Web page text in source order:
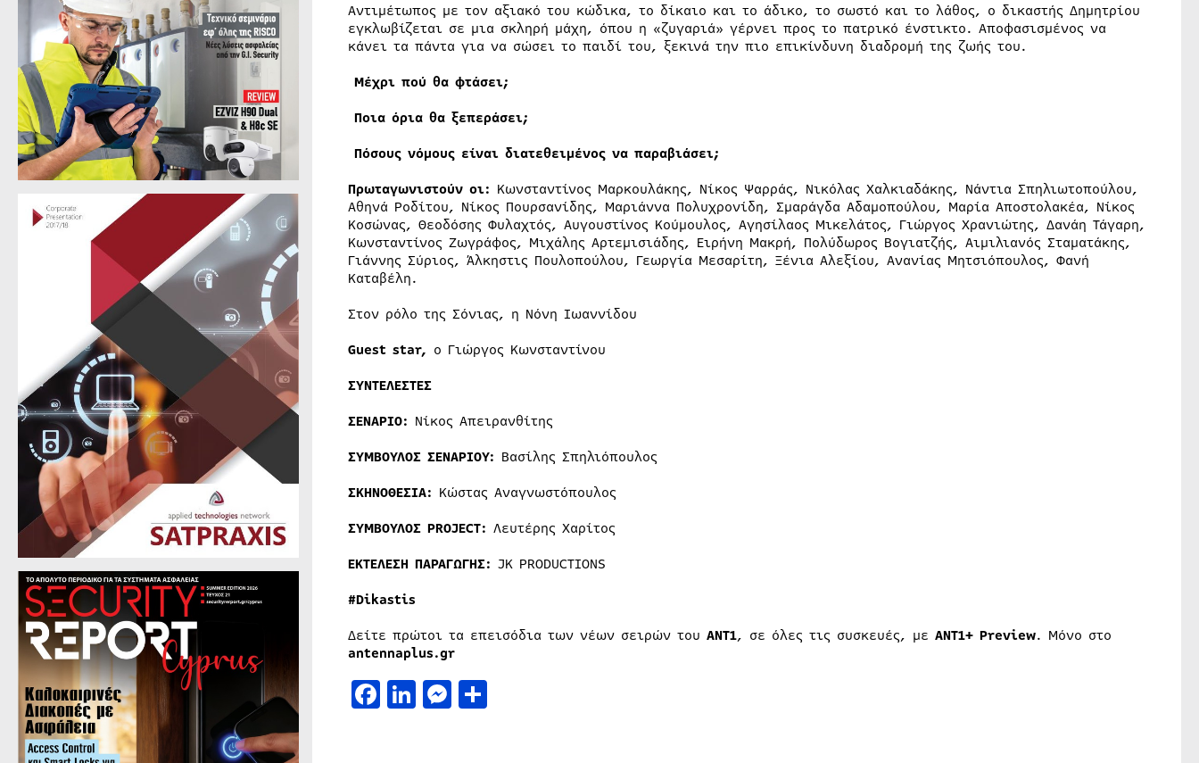
Αντιμέτωπος με τον αξιακό του κώδικα, το δίκαιο και το άδικο, το σωστό και το λάθος, ο δικαστής Δημητρίου
εγκλωβίζεται σε μια σκληρή μάχη, όπου η «ζυγαριά» γέρνει προς το πατρικό ένστικτο. Αποφασισμένος να
κάνει τα πάντα για να σώσει το παιδί του, ξεκινά την πιο επικίνδυνη διαδρομή της ζωής του.
Μέχρι πού θα φτάσει;
Ποια όρια θα ξεπεράσει;
Πόσους νόμους είναι διατεθειμένος να παραβιάσει;
Πρωταγωνιστούν οι: Κωνσταντίνος Μαρκουλάκης, Νίκος Ψαρράς, Νικόλας Χαλκιαδάκης, Νάντια Σπηλιωτοπούλου,
Αθηνά Ροδίτου, Νίκος Πουρσανίδης, Μαριάννα Πολυχρονίδη, Σμαράγδα Αδαμοπούλου, Μαρία Αποστολακέα, Νίκος
Κοσώνας, Θεοδόσης Φυλαχτός, Αυγουστίνος Κούμουλος, Αγησίλαος Μικελάτος, Γιώργος Χρανιώτης, Δανάη Τάγαρη,
Κωνσταντίνος Ζωγράφος, Μιχάλης Αρτεμισιάδης, Ειρήνη Μακρή, Πολύδωρος Βογιατζής, Αιμιλιανός Σταματάκης,
Γιάννης Σύριος, Άλκηστις Πουλοπούλου, Γεωργία Μεσαρίτη, Ξένια Αλεξίου, Ανανίας Μητσιόπουλος, Φανή
Καταβέλη.
Στον ρόλο της Σόνιας, η Νόνη Ιωαννίδου
Guest star, ο Γιώργος Κωνσταντίνου
ΣΥΝΤΕΛΕΣΤΕΣ
ΣΕΝΑΡΙΟ: Νίκος Απειρανθίτης
ΣΥΜΒΟΥΛΟΣ ΣΕΝΑΡΙΟΥ: Βασίλης Σπηλιόπουλος
ΣΚΗΝΟΘΕΣΙΑ: Κώστας Αναγνωστόπουλος
ΣΥΜΒΟΥΛΟΣ PROJECT: Λευτέρης Χαρίτος
ΕΚΤΕΛΕΣΗ ΠΑΡΑΓΩΓΗΣ: JK PRODUCTIONS
#Dikastis
Δείτε πρώτοι τα επεισόδια των νέων σειρών του ΑΝΤ1, σε όλες τις συσκευές, με ANT1+ Preview. Μόνο στο
antennaplus.gr
Facebook
LinkedIn
Messenger
Μοιραστείτε